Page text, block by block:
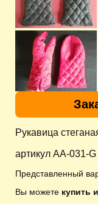
Рукавица
артикул AA-031-G
Представленный
Вы можете купить